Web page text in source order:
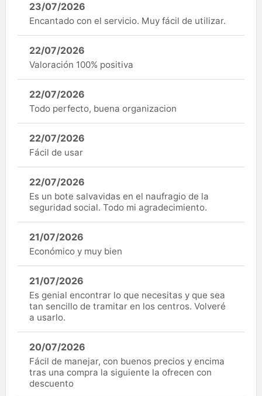
23/07/2026
Encantado con el servicio. Muy fácil de utilizar.
22/07/2026
Valoración 100% positiva
22/07/2026
Todo perfecto, buena organizacion
22/07/2026
Fácil de usar
22/07/2026
Es un bote salvavidas en el naufragio de la
seguridad social. Todo mi agradecimiento.
21/07/2026
Económico y muy bien
21/07/2026
Es genial encontrar lo que necesitas y que sea
tan sencillo de tramitar en los centros. Volveré
a usarlo.
20/07/2026
Fácil de manejar, con buenos precios y encima
tras una compra la siguiente la ofrecen con
descuento